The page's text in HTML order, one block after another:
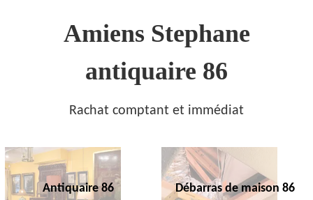
Amiens Stephane
antiquaire 86
Rachat comptant et immédiat
Antiquaire 86 Débarras de maison 86